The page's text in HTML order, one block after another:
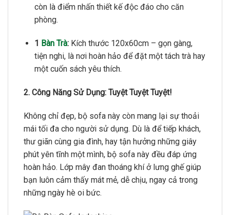
còn là điểm nhấn thiết kế độc đáo cho căn
phòng.
1 Bàn Trà:Kích thước 120x60cm – gọn gàng,
tiện nghi,là nơi hoàn hảo để đặt một tách trà hay
một cuốn sách yêu thích.
2. Công Năng Sử Dụng: Tuyệt Tuyệt Tuyệt!
Không chỉ đẹp, bộ sofa này còn mang lại sự thoải
mái tối đa cho người sử dụng. Dù là để tiếp khách,
thư giãn cùng gia đình, hay tận hưởng những giây
phút yên tĩnh một mình, bộ sofa này đều đáp ứng
hoàn hảo. Lớp mây đan thoáng khí ở lưng ghế giúp
bạn luôn cảm thấy mát mẻ, dễ chịu, ngay cả trong
những ngày hè oi bức.